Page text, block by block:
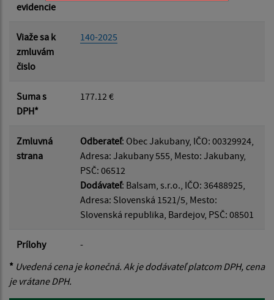
evidencie
Viaže sa k
zmluvám
čislo
140-2025
Suma s
DPH*
177.12 €
Zmluvná
strana
Odberateľ: Obec Jakubany, IČO: 00329924,
Adresa: Jakubany 555, Mesto: Jakubany,
PSČ: 06512
Dodávateľ: Balsam, s.r.o., IČO: 36488925,
Adresa: Slovenská 1521/5, Mesto:
Slovenská republika, Bardejov, PSČ: 08501
Prílohy
-
* Uvedená cena je konečná. Ak je dodávateľ platcom DPH, cena
je vrátane DPH.